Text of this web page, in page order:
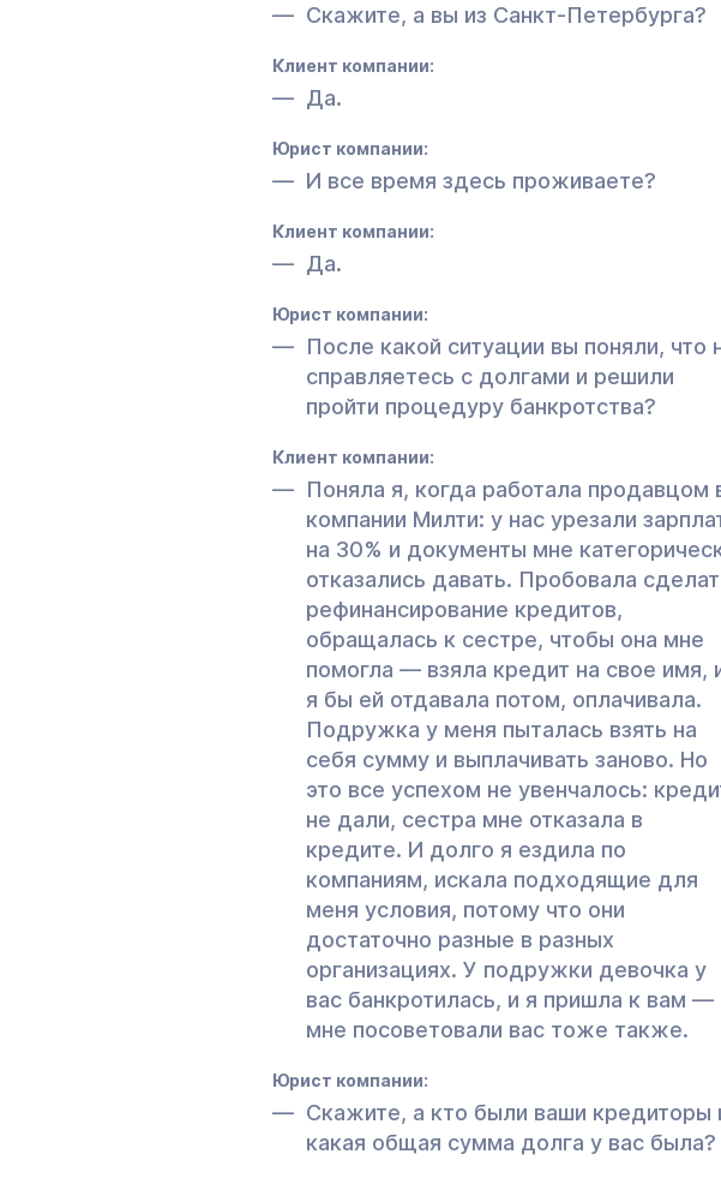
Скажите, а вы из Санкт-Петербурга?
Клиент компании:
Да.
Юрист компании:
И все время здесь проживаете?
Клиент компании:
Да.
Юрист компании:
После какой ситуации вы поняли, что
справляетесь с долгами и решили
пройти процедуру банкротства?
Клиент компании:
Поняла я, когда работала продавцом
компании Милти: у нас урезали
на 30% и документы мне
отказались давать. Пробовала
рефинансирование кредитов,
обращалась к сестре, чтобы она мне
помогла — взяла кредит на свое имя,
я бы ей отдавала потом, оплачивала.
Подружка у меня пыталась взять на
себя сумму и выплачивать заново. Но
это все успехом не увенчалось:
не дали, сестра мне отказала в
кредите. И долго я ездила по
компаниям, искала подходящие для
меня условия, потому что они
достаточно разные в разных
организациях. У подружки девочка у
вас банкротилась, и я пришла к вам —
мне посоветовали вас тоже также.
Юрист компании:
Скажите, а кто были ваши кредиторы
какая общая сумма долга у вас была?